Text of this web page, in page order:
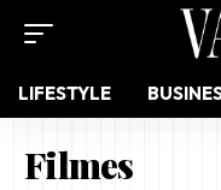
LIFESTYLE
Filmes